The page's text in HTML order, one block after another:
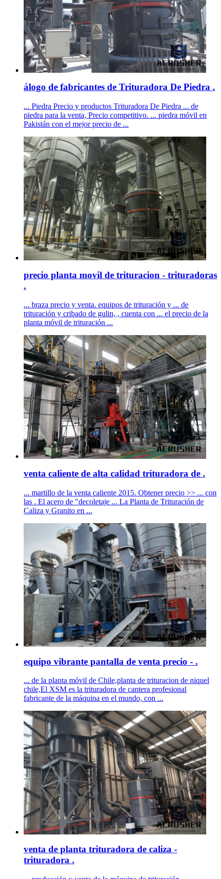
álogo de fabricantes de Trituradora De Piedra .
... Piedra Precio y productos Trituradora De Piedra ... de
piedra para la venta, Precio competitivo. ... piedra móvil en
Pakistán con el mejor precio de ...
precio planta movil de trituracion - trituradoras
.
... braza precio y venta. equipos de trituración y ... de
trituración y cribado de gulin, , cuenta con ... el precio de la
planta móvil de trituración ...
venta caliente de alta calidad trituradora de .
... martillo de la venta caliente 2015. Obtener precio >> ... con
las . El acero de "decoletaje ... La Planta de Trituración de
Caliza y Granito en ...
equipo vibrante pantalla de venta precio - .
... de la planta móvil de Chile,planta de trituracion de niquel
chile,El XSM es la trituradora de cantera profesional
fabricante de la máquina en el mundo, con ...
venta de planta trituradora de caliza -
trituradora .